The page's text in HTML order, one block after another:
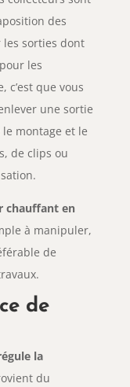
des
sorties dont
les
c’est que vous
une sortie
montage et le
de clips ou
chauffant en
à manipuler,
de
de
la
du